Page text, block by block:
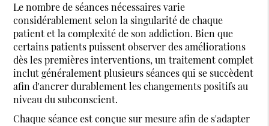
Le nombre de séances nécessaires varie
considérablement selon la singularité de chaque
patient et la complexité de son addiction. Bien que
certains patients puissent observer des améliorations
dès les premières interventions, un traitement complet
inclut généralement plusieurs séances qui se succèdent
afin d'ancrer durablement les changements positifs au
niveau du subconscient.
Chaque séance est conçue sur mesure afin de s'adapter